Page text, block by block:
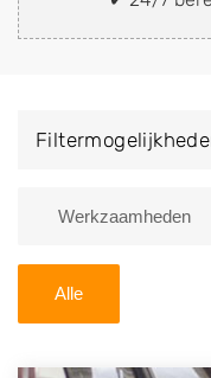
naar de sloop of
van Deest en
Zoekt u liever naar
U kunt er ook voor
Alle